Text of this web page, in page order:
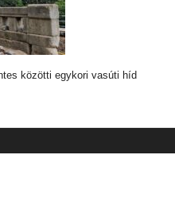
közötti egykori vasúti híd